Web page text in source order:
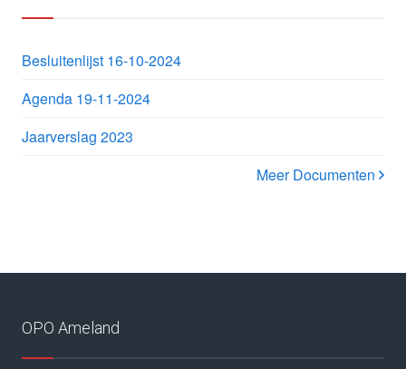
Besluitenlijst 16-10-2024
Agenda 19-11-2024
Jaarverslag 2023
Meer Documenten
OPO Ameland